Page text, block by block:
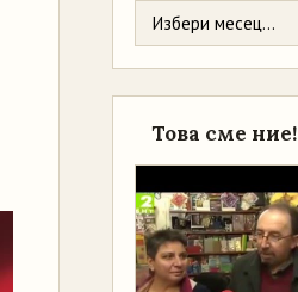
Това сме ние!